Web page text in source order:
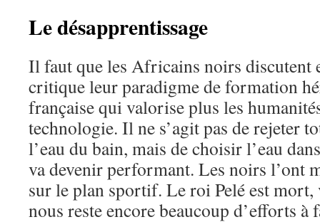
Le désapprentissage
Il faut que les Africains noirs discutent
critique leur paradigme de formation
française qui valorise plus les
technologie. Il ne s’agit pas de rejeter
l’eau du bain, mais de choisir l’eau
va devenir performant. Les noirs l’ont
sur le plan sportif. Le roi Pelé est
nous reste encore beaucoup d’efforts à